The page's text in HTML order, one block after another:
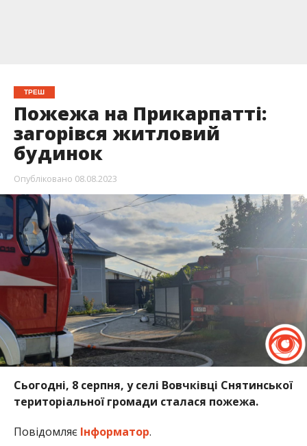
ТРЕШ
Пожежа на Прикарпатті:
загорівся житловий
будинок
Опубліковано 08.08.2023
Сьогодні, 8 серпня, у селі Вовчківці Снятинської
територіальної громади сталася пожежа.
Повідомляє Інформатор.